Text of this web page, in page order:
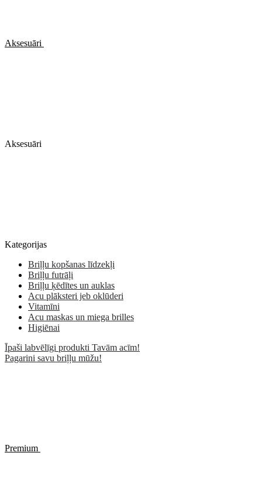
Aksesuāri
Aksesuāri
Kategorijas
Briļļu kopšanas līdzekļi
Briļļu futrāļi
Briļļu ķēdītes un auklas
Acu plāksteri jeb oklūderi
Vitamīni
Acu maskas un miega brilles
Higiēnai
Īpaši labvēlīgi produkti Tavām acīm!
Pagarini savu briļļu mūžu!
Premium